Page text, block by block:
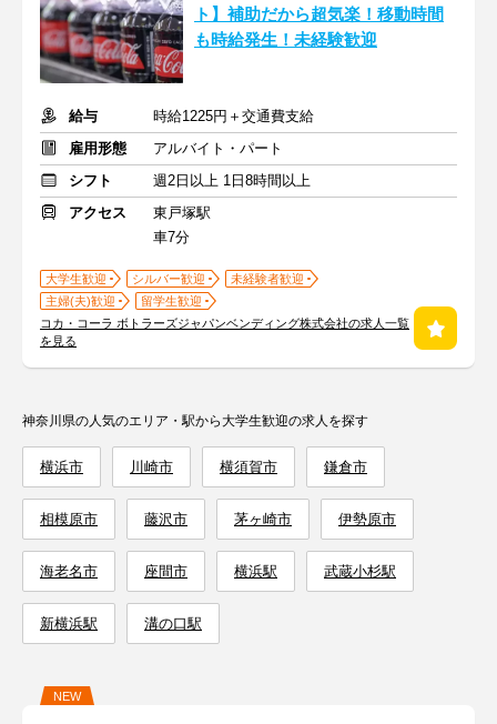
ト】補助だから超気楽！移動時間
も時給発生！未経験歓迎
給与
時給1225円＋交通費支給
雇用形態
アルバイト・パート
シフト
週2日以上 1日8時間以上
アクセス
東戸塚駅
車7分
大学生歓迎 シルバー歓迎
未経験者歓迎
主婦(夫)歓迎
留学生歓迎
コカ・コーラ ボトラーズジャパンベンディング株式会社の求人一覧
を見る
神奈川県の人気のエリア・駅から大学生歓迎の求人を探す
横浜市 川崎市 横須賀市 鎌倉市
相模原市 藤沢市 茅ヶ崎市 伊勢原市
海老名市 座間市 横浜駅 武蔵小杉駅
新横浜駅 溝の口駅
NEW